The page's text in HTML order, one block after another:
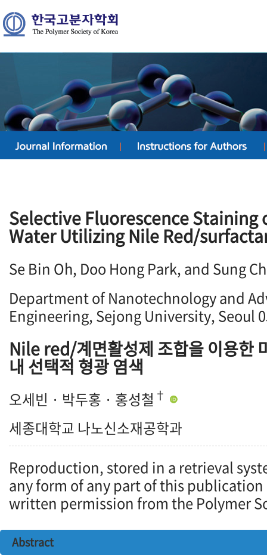
Selective Fluorescence Staining
Water Utilizing Nile Red/
Se Bin Oh, Doo Hong Park, and Sung
Department of Nanotechnology and
Engineering, Sejong University, Seoul
Nile red/계면활성제 조합을 이용한
내 선택적 형광 염색
오세빈 · 박두홍 · 홍성철 †
세종대학교 나노신소재공학과
Reproduction, stored in a retrieval
any form of any part of this
written permission from the Polymer
Abstract